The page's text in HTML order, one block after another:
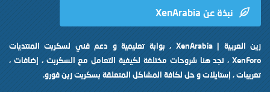
نبذة عن XenArabia
زين العربية | XenArabia ، بوابة تعليمية و دعم فني لسكربت المنتديات
XenForo ، تجد هنا شروحات مختلفة لكيفية التعامل مع السكربت ، إضافات ،
تعريبات ، إستايلات و حل لكافة المشاكل المتعلقة بسكربت زين فورو.